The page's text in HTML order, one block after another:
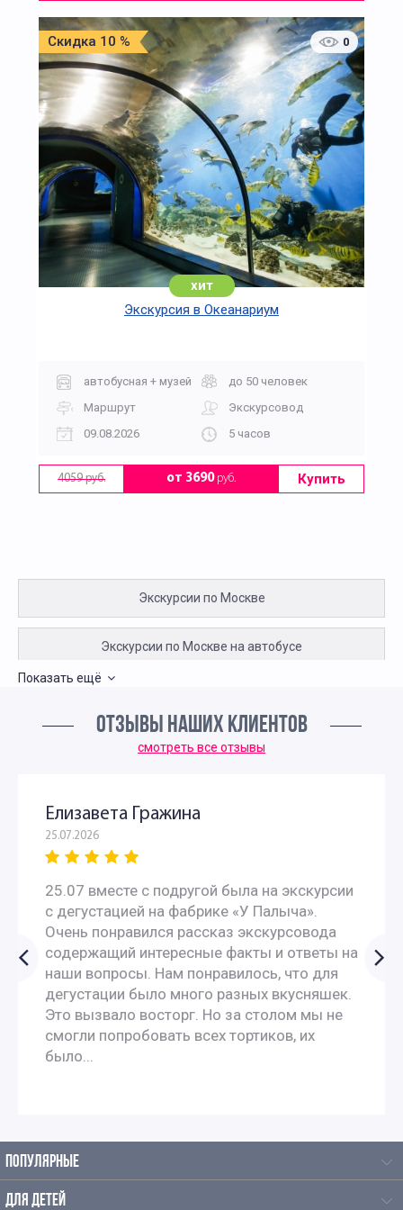
Скидка 10 % 0
хит
Экскурсия в Океанариум
автобусная + музей
до 50 человек
Маршрут
Экскурсовод
09.08.2026
5 часов
4059 руб. от 3690руб. Купить
Экскурсии по Москве
Экскурсии по Москве на автобусе
Религиозные автобусные экскурсии по Москве
Интересные экскурсии по Москве для москвичей
Интересные экскурсии в Москве для взрослых
Экскурсии по интересным местам по Москве
Исторические экскурсии по Москве
Историко-краеведческие экскурсии
Экскурсии в исторические музеи
Показать ещё
ОТЗЫВЫ НАШИХ КЛИЕНТОВ
смотреть все отзывы
Елизавета Гражина
25.07.2026
25.07 вместе с подругой была на экскурсии
с дегустацией на фабрике «У Палыча».
Очень понравился рассказ экскурсовода
содержащий интересные факты и ответы на
наши вопросы. Нам понравилось, что для
дегустации было много разных вкусняшек.
Это вызвало восторг. Но за столом мы не
смогли попробовать всех тортиков, их
было...
ПОПУЛЯРНЫЕ
ДЛЯ ДЕТЕЙ